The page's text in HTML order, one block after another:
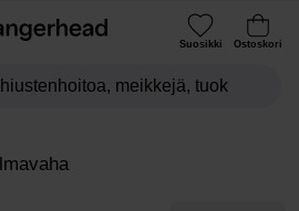
Suosikki Ostoskori